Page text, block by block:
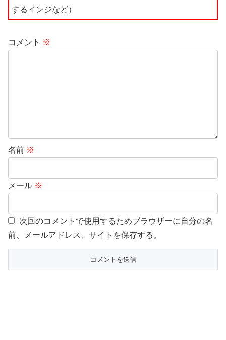
するインジなど）
コメント ※
名前 ※
メール ※
次回のコメントで使用するためブラウザーに自分の名
前、メールアドレス、サイトを保存する。